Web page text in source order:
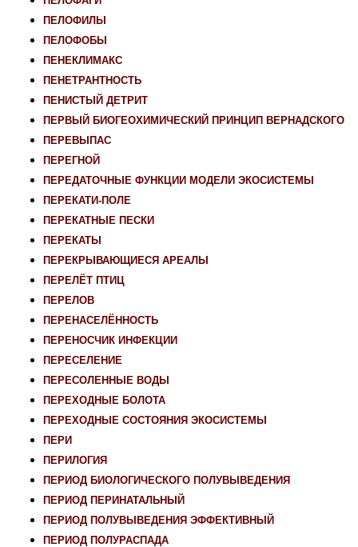
ПЕЛОФИЛЫ
ПЕЛОФОБЫ
ПЕНЕКЛИМАКС
ПЕНЕТРАНТНОСТЬ
ПЕНИСТЫЙ ДЕТРИТ
ПЕРВЫЙ БИОГЕОХИМИЧЕСКИЙ ПРИНЦИП ВЕРНАДСКОГО
ПЕРЕВЫПАС
ПЕРЕГНОЙ
ПЕРЕДАТОЧНЫЕ ФУНКЦИИ МОДЕЛИ ЭКОСИСТЕМЫ
ПЕРЕКАТИ-ПОЛЕ
ПЕРЕКАТНЫЕ ПЕСКИ
ПЕРЕКАТЫ
ПЕРЕКРЫВАЮЩИЕСЯ АРЕАЛЫ
ПЕРЕЛЁТ ПТИЦ
ПЕРЕЛОВ
ПЕРЕНАСЕЛЁННОСТЬ
ПЕРЕНОСЧИК ИНФЕКЦИИ
ПЕРЕСЕЛЕНИЕ
ПЕРЕСОЛЕННЫЕ ВОДЫ
ПЕРЕХОДНЫЕ БОЛОТА
ПЕРЕХОДНЫЕ СОСТОЯНИЯ ЭКОСИСТЕМЫ
ПЕРИ
ПЕРИЛОГИЯ
ПЕРИОД БИОЛОГИЧЕСКОГО ПОЛУВЫВЕДЕНИЯ
ПЕРИОД ПЕРИНАТАЛЬНЫЙ
ПЕРИОД ПОЛУВЫВЕДЕНИЯ ЭФФЕКТИВНЫЙ
ПЕРИОД ПОЛУРАСПАДА